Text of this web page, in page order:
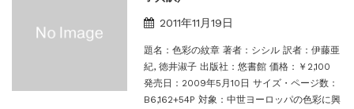
2011年11月19日
題名：色彩の紋章 著者：シシル 訳者：伊藤亜
紀, 徳井淑子 出版社：悠書館 価格：￥2,100
発売日：2009年5月10日 サイズ・ページ数：
B6,162+54P 対象：中世ヨーロッパの色彩に興